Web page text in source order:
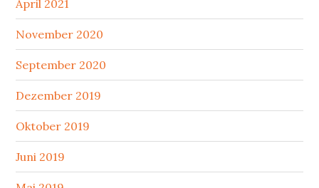
April 2021
November 2020
September 2020
Dezember 2019
Oktober 2019
Juni 2019